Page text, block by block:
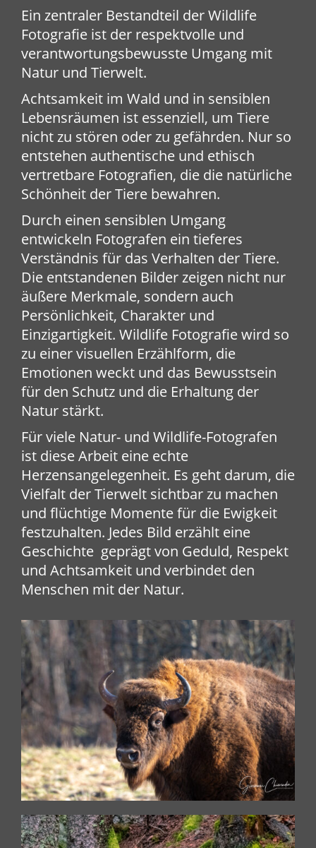
Ein zentraler Bestandteil der Wildlife
Fotografie ist der respektvolle und
verantwortungsbewusste Umgang mit
Natur und Tierwelt.
Achtsamkeit im Wald und in sensiblen
Lebensräumen ist essenziell, um Tiere
nicht zu stören oder zu gefährden. Nur so
entstehen authentische und ethisch
vertretbare Fotografien, die die natürliche
Schönheit der Tiere bewahren.
Durch einen sensiblen Umgang
entwickeln Fotografen ein tieferes
Verständnis für das Verhalten der Tiere.
Die entstandenen Bilder zeigen nicht nur
äußere Merkmale, sondern auch
Persönlichkeit, Charakter und
Einzigartigkeit. Wildlife Fotografie wird so
zu einer visuellen Erzählform, die
Emotionen weckt und das Bewusstsein
für den Schutz und die Erhaltung der
Natur stärkt.
Für viele Natur- und Wildlife-Fotografen
ist diese Arbeit eine echte
Herzensangelegenheit. Es geht darum, die
Vielfalt der Tierwelt sichtbar zu machen
und flüchtige Momente für die Ewigkeit
festzuhalten. Jedes Bild erzählt eine
Geschichte geprägt von Geduld, Respekt
und Achtsamkeit und verbindet den
Menschen mit der Natur.